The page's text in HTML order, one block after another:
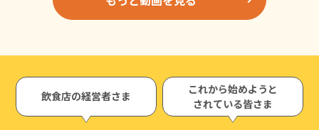
飲食店の経営者さま
これから始めようと
されている皆さま